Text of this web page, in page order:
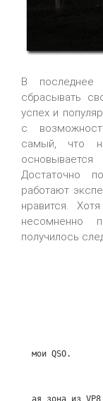
В последнее
сбрасывать
успех и
с
самый, что
Достаточно
работают
нравится.
несомненно
получилось
мои QSO.